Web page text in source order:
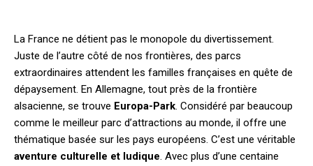
La France ne détient pas le monopole du divertissement.
Juste de l’autre côté de nos frontières, des parcs
extraordinaires attendent les familles françaises en quête de
dépaysement. En Allemagne, tout près de la frontière
alsacienne, se trouve Europa-Park. Considéré par beaucoup
comme le meilleur parc d’attractions au monde, il offre une
thématique basée sur les pays européens. C’est une véritable
aventure culturelle et ludique. Avec plus d’une centaine